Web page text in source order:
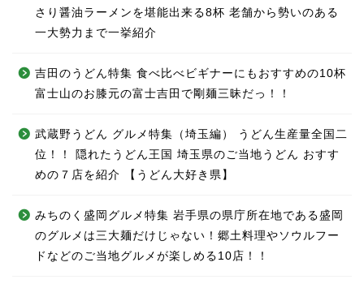
さり醤油ラーメンを堪能出来る8杯 老舗から勢いのある
一大勢力まで一挙紹介
吉田のうどん特集 食べ比べビギナーにもおすすめの10杯
富士山のお膝元の富士吉田で剛麺三昧だっ！！
武蔵野うどん グルメ特集（埼玉編） うどん生産量全国二
位！！ 隠れたうどん王国 埼玉県のご当地うどん おすす
めの７店を紹介 【うどん大好き県】
みちのく盛岡グルメ特集 岩手県の県庁所在地である盛岡
のグルメは三大麺だけじゃない！郷土料理やソウルフー
ドなどのご当地グルメが楽しめる10店！！